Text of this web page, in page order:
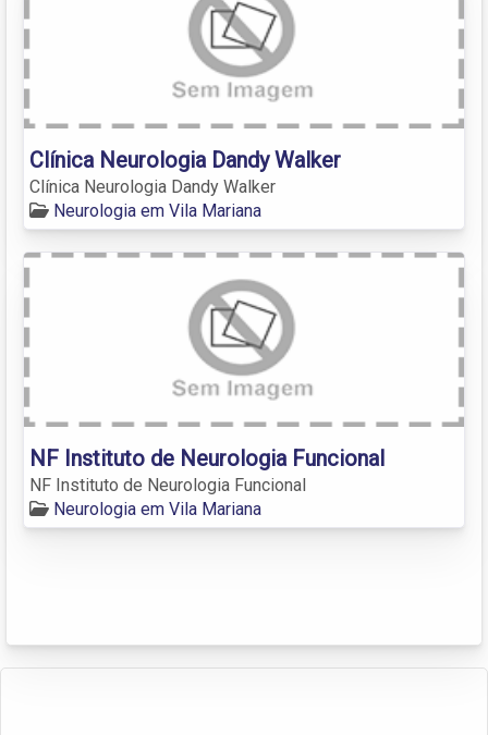
Clínica Neurologia Dandy Walker
Clínica Neurologia Dandy Walker
Neurologia em Vila Mariana
NF Instituto de Neurologia Funcional
NF Instituto de Neurologia Funcional
Neurologia em Vila Mariana